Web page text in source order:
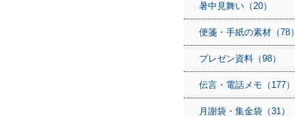
暑中見舞い（20）
便箋・手紙の素材（78）
プレゼン資料（98）
伝言・電話メモ（177）
月謝袋・集金袋（31）